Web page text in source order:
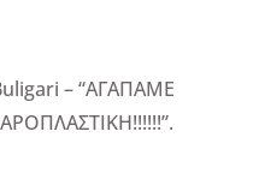
– “ΑΓΑΠΑΜΕ